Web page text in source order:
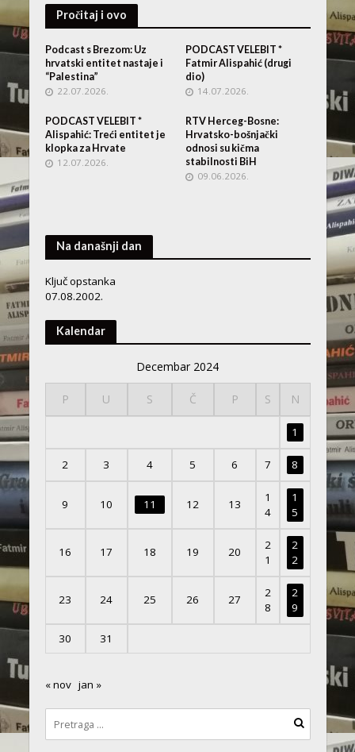
Pročitaj i ovo
Podcast s Brezom: Uz
hrvatski entitet nastaje i
“Palestina”
22.07.2026.
PODCAST VELEBIT *
Fatmir Alispahić (drugi
dio)
14.07.2026.
PODCAST VELEBIT *
Alispahić: Treći entitet je
klopka za Hrvate
12.07.2026.
RTV Herceg-Bosne:
Hrvatsko-bošnjački
odnosi su kičma
stabilnosti BiH
09.06.2026.
Na današnji dan
Ključ opstanka
07.08.2002.
Kalendar
Decembar 2024
P U S Č P S N
1
2 3 4 5 6 7 8
9 10 11 12 13
1
4
1
5
16 17 18 19 20
2
1
2
2
23 24 25 26 27
2
8
2
9
30 31
« nov jan »